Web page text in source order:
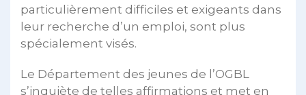
particulièrement difficiles et exigeants dans
leur recherche d’un emploi, sont plus
spécialement visés.
Le Département des jeunes de l’OGBL
s’inquiète de telles affirmations et met en